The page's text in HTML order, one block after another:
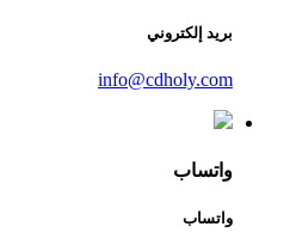
بريد إلكتروني
info@cdholy.com
واتساب
واتساب